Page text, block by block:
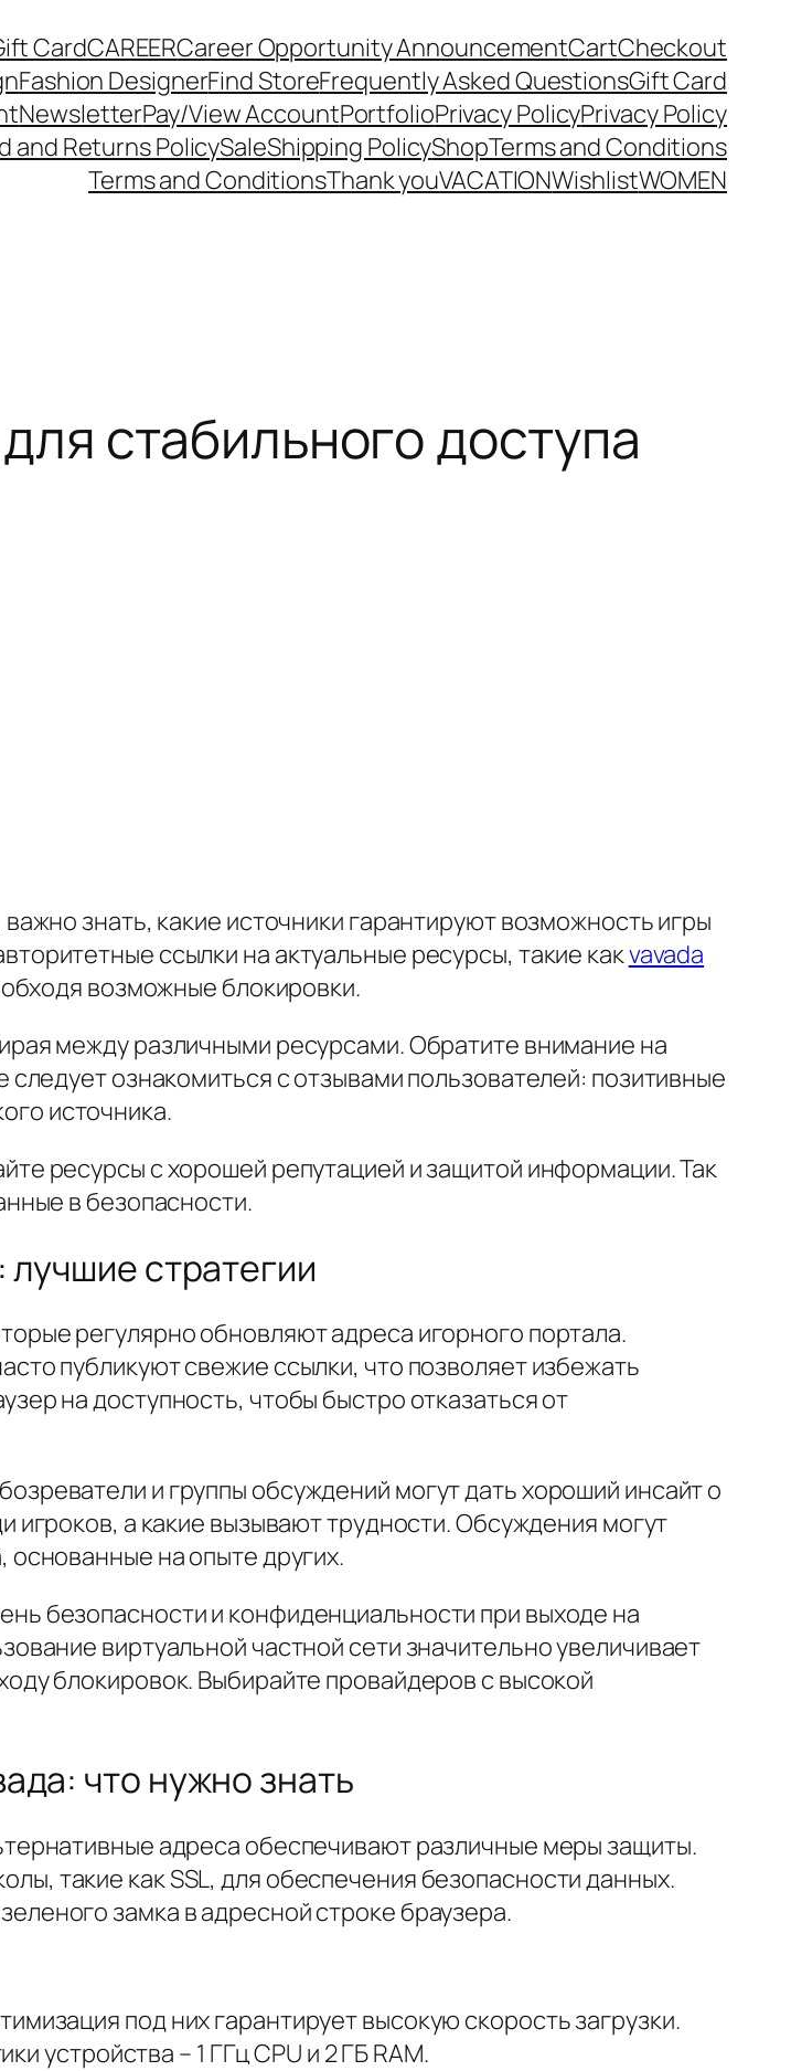
CardCAREERCareer Opportunity AnnouncementCartCheckout
Fashion DesignerFind StoreFrequently Asked QuestionsGift Card
NewsletterPay/View AccountPortfolioPrivacy PolicyPrivacy Policy
and Returns PolicySaleShipping PolicyShopTerms and Conditions
Terms and ConditionsThank youVACATIONWishlistWOMEN
стабильного доступа
знать, какие источники гарантируют возможность игры
ссылки на актуальные ресурсы, такие какvavada
возможные блокировки.
между различными ресурсами. Обратите внимание на
следует ознакомиться с отзывами пользователей: позитивные
источника.
ресурсы с хорошей репутацией и защитой информации. Так
в безопасности.
стратегии
регулярно обновляют адреса игорного портала.
публикуют свежие ссылки, что позволяет избежать
на доступность, чтобы быстро отказаться от
и группы обсуждений могут дать хороший инсайт о
игроков, а какие вызывают трудности. Обсуждения могут
основанные на опыте других.
безопасности и конфиденциальности при выходе на
виртуальной частной сети значительно увеличивает
блокировок. Выбирайте провайдеров с высокой
что нужно знать
адреса обеспечивают различные меры защиты.
такие как SSL, для обеспечения безопасности данных.
замка в адресной строке браузера.
под них гарантирует высокую скорость загрузки.
устройства – 1 ГГц CPU и 2 ГБ RAM.